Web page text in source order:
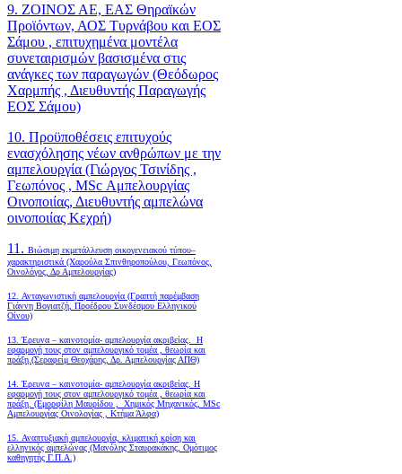
9. ΖΟΙΝΟΣ ΑΕ, ΕΑΣ Θηραϊκών
Προϊόντων, ΑΟΣ Τυρνάβου και ΕΟΣ
Σάμου , επιτυχημένα μοντέλα
συνεταιρισμών βασισμένα στις
ανάγκες των παραγωγών (Θεόδωρος
Χαρμπής , Διευθυντής Παραγωγής
ΕΟΣ Σάμου)
10. Προϋποθέσεις επιτυχούς
ενασχόλησης νέων ανθρώπων με την
αμπελουργία (Γιώργος Τσινίδης ,
Γεωπόνος , MSc Αμπελουργίας
Οινοποιίας, Διευθυντής αμπελώνα
οινοποιίας Κεχρή)
11. Βιώσιμη εκμετάλλευση οικογενειακού τύπου–
χαρακτηριστικά (Χαρούλα Σπινθηροπούλου, Γεωπόνος,
Οινολόγος, Δρ Αμπελουργίας)
12. Ανταγωνιστική αμπελουργία (Γραπτή παρέμβαση
Γιάννη Βογιατζή, Προέδρου Συνδέσμου Ελληνικού
Οίνου)
13. Έρευνα – καινοτομία- αμπελουργία ακριβείας. Η
εφαρμογή τους στον αμπελουργικό τομέα , θεωρία και
πράξη.(Σεραφείμ Θεοχάρης, Δρ. Αμπελουργίας ΑΠΘ)
14. Έρευνα – καινοτομία- αμπελουργία ακριβείας. Η
εφαρμογή τους στον αμπελουργικό τομέα , θεωρία και
πράξη. (Εμορφίλη Μαυρίδου , Χημικός Μηχανικός, MSc
Αμπελουργίας Οινολογίας , Κτήμα Άλφα)
15. Αναπτυξιακή αμπελουργία, κλιματική κρίση και
ελληνικός αμπελώνας (Μανόλης Σταυρακάκης, Ομότιμος
καθηγητής Γ.Π.Α.)